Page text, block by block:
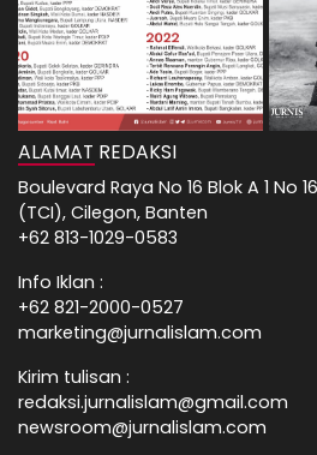
ALAMAT REDAKSI
Boulevard Raya No 16 Blok A 1 No
(TCI), Cilegon, Banten
+62 813-1029-0583
Info Iklan :
+62 821-2000-0527
marketing@jurnalislam.com
Kirim tulisan :
redaksi.jurnalislam@gmail.com
newsroom@jurnalislam.com